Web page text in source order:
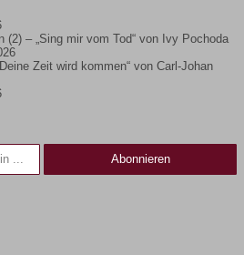
(2) – „Sing mir vom Tod“ von Ivy Pochoda
Zeit wird kommen“ von Carl-Johan
Abonnieren